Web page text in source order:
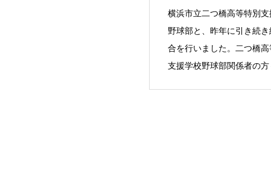
横浜市立二つ橋高等特別支
野球部と、昨年に引き続
合を行いました。二つ橋高
支援学校野球部関係者の方